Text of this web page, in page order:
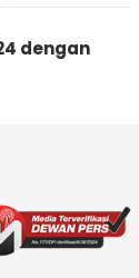
dengan